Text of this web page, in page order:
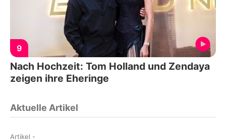
9
Nach Hochzeit: Tom Holland und Zendaya
zeigen ihre Eheringe
Aktuelle Artikel
Artikel -